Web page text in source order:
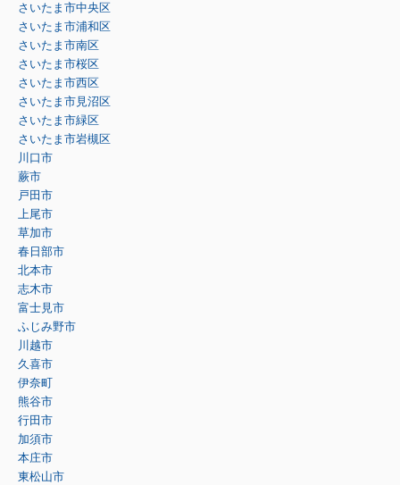
さいたま市中央区
さいたま市浦和区
さいたま市南区
さいたま市桜区
さいたま市西区
さいたま市見沼区
さいたま市緑区
さいたま市岩槻区
川口市
蕨市
戸田市
上尾市
草加市
春日部市
北本市
志木市
富士見市
ふじみ野市
川越市
久喜市
伊奈町
熊谷市
行田市
加須市
本庄市
東松山市